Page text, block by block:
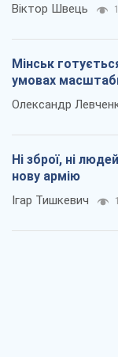
Віктор Швець
Мінськ
умовах
Олександр
Ні зброї, ні
нову армію
Ігар Тишкевич